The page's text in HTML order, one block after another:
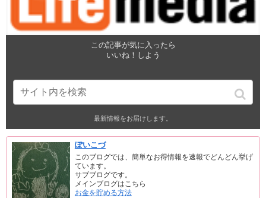
この記事が気に入ったら
いいね！しよう
最新情報をお届けします。
ぽいこづ
このブログでは、簡単なお得情報を速報でどんどん挙げ
ています。
サブブログです。
メインブログはこちら
お金を貯める方法